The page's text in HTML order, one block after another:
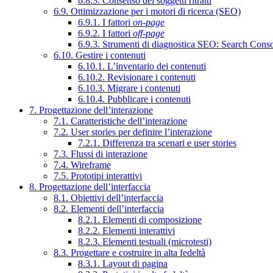
6.9. Ottimizzazione per i motori di ricerca (SEO)
6.9.1. I fattori on-page
6.9.2. I fattori off-page
6.9.3. Strumenti di diagnostica SEO: Search
6.10. Gestire i contenuti
6.10.1. L’inventario dei contenuti
6.10.2. Revisionare i contenuti
6.10.3. Migrare i contenuti
6.10.4. Pubblicare i contenuti
7. Progettazione dell’interazione
7.1. Caratteristiche dell’interazione
7.2. User stories per definire l’interazione
7.2.1. Differenza tra scenari e user stories
7.3. Flussi di interazione
7.4. Wireframe
7.5. Prototipi interattivi
8. Progettazione dell’interfaccia
8.1. Obiettivi dell’interfaccia
8.2. Elementi dell’interfaccia
8.2.1. Elementi di composizione
8.2.2. Elementi interattivi
8.2.3. Elementi testuali (microtesti)
8.3. Progettare e costruire in alta fedeltà
8.3.1. Layout di pagina